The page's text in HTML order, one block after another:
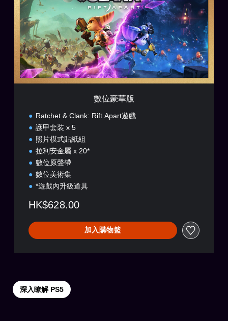
華
數位豪華版
Ratchet & Clank: Rift Apart遊戲
護甲套裝 x 5
照片模式貼紙組
拉利安金屬 x 20*
數位原聲帶
數位美術集
*遊戲內升級道具
HK$628.00
加入購物籃
深入瞭解 PS5